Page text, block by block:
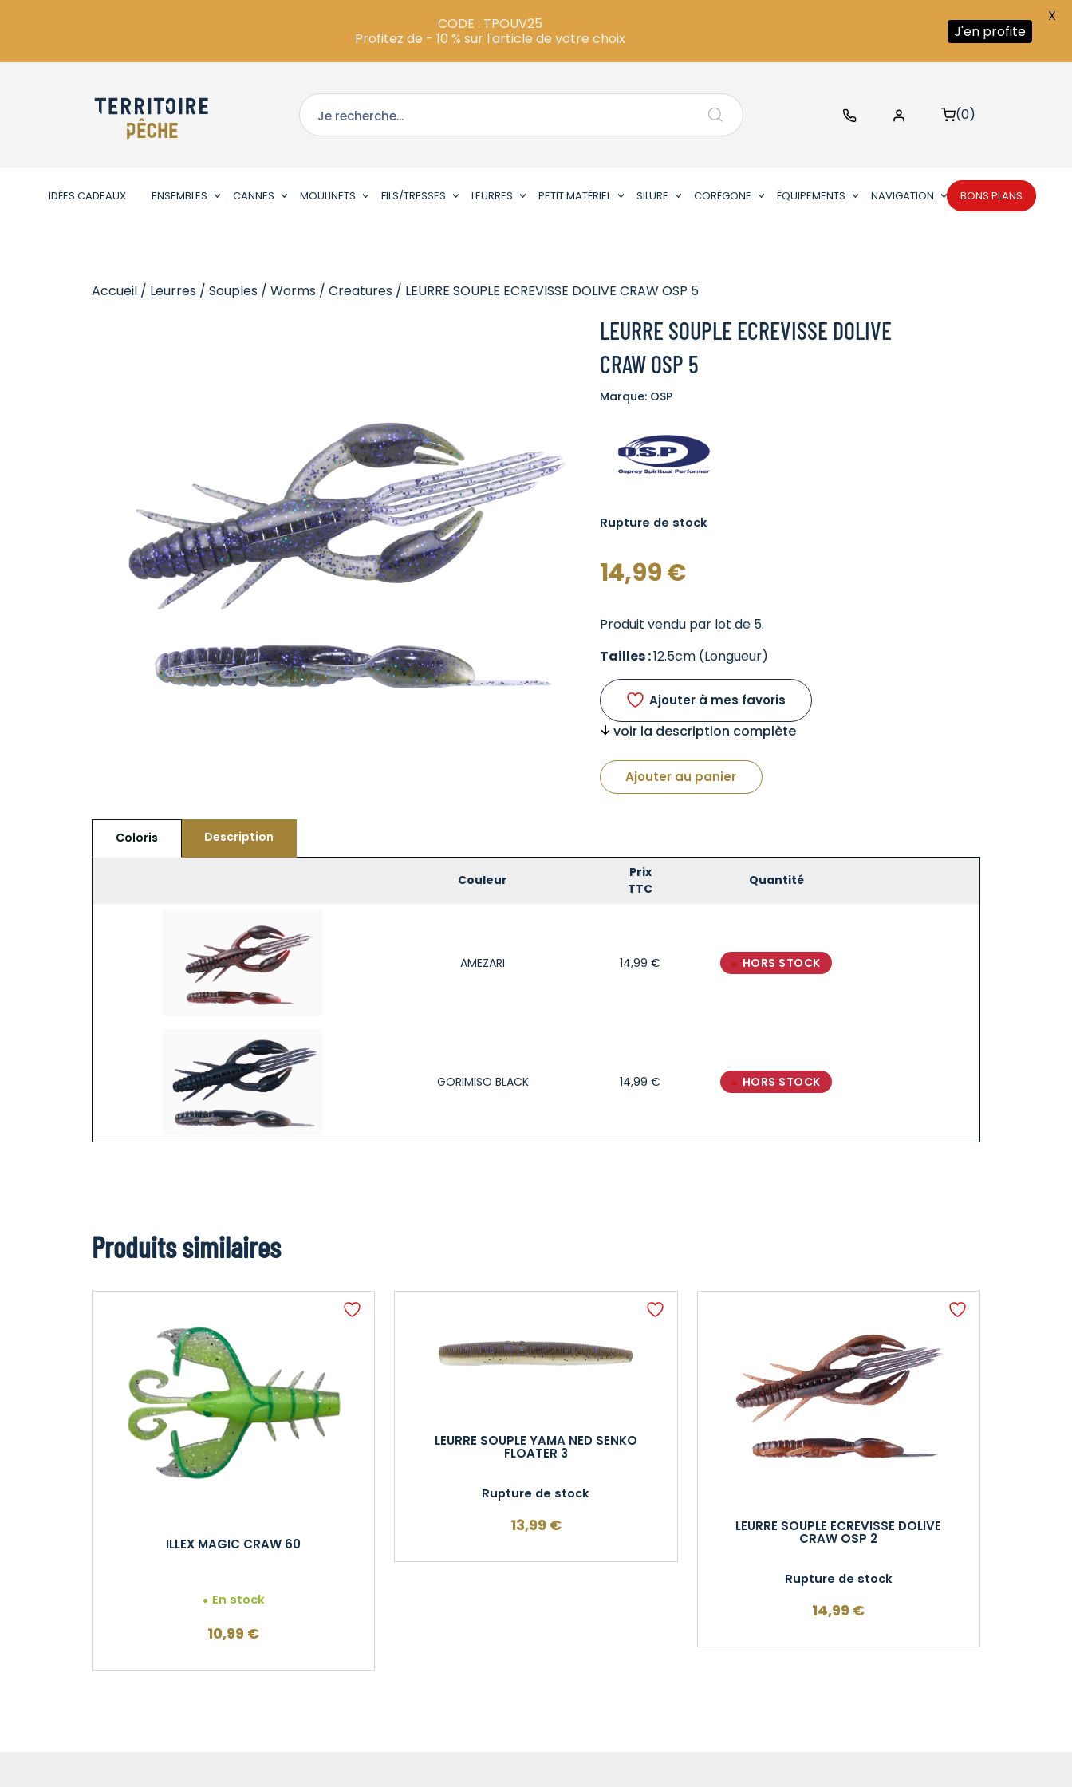
(0)
IDÉES CADEAUX ENSEMBLES CANNES MOULINETS FILS/TRESSES LEURRES PETIT MATÉRIEL SILURE CORÉGONE ÉQUIPEMENTS NAVIGATION BONS PLANS
Accueil / Leurres / Souples / Worms / Creatures / LEURRE SOUPLE ECREVISSE DOLIVE CRAW OSP 5
LEURRE SOUPLE ECREVISSE DOLIVE
CRAW OSP 5
Marque: OSP
Rupture de stock
14,99€
Produit vendu par lot de 5.
Tailles :12.5cm (Longueur)
Ajouter à mes favoris
voir la description complète
Ajouter au panier
Coloris Description
Couleur
Prix
TTC
Quantité
AMEZARI 14,99 € HORS STOCK
GORIMISO BLACK 14,99 € HORS STOCK
Produits similaires
ILLEX MAGIC CRAW 60
En stock
10,99 €
LEURRE SOUPLE YAMA NED SENKO
FLOATER 3
Rupture de stock
13,99 € LEURRE SOUPLE ECREVISSE DOLIVE
CRAW OSP 2
Rupture de stock
14,99 €
CODE : TPOUV25
Profitez de - 10 % sur l'article de votre choix
J'en profite
X